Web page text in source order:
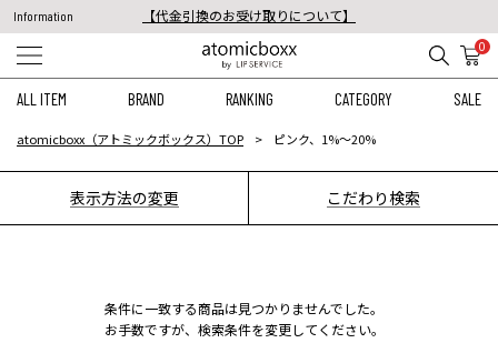
Information
【代金引換のお受け取りについて】
税込11,000円以上のご注文で送料無料！
0
ALL ITEM BRAND RANKING CATEGORY SALE
atomicboxx（アトミックボックス）TOP ピンク、1%〜20%
表示方法の変更 こだわり検索
条件に一致する商品は見つかりませんでした。
お手数ですが、検索条件を変更してください。